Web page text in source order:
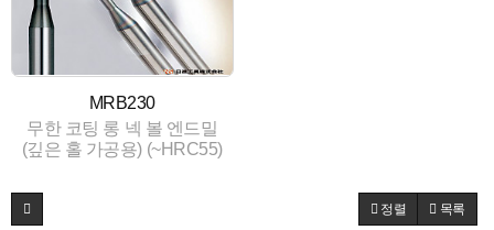
MRB230
무한 코팅 롱 넥 볼 엔드밀
(깊은 홀 가공용) (~HRC55)
정렬 목록